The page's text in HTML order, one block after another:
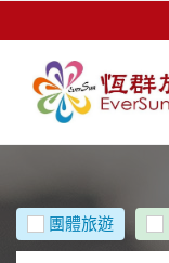
團體旅遊